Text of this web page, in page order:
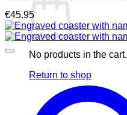
No products in the cart.
Return to shop
€45.95